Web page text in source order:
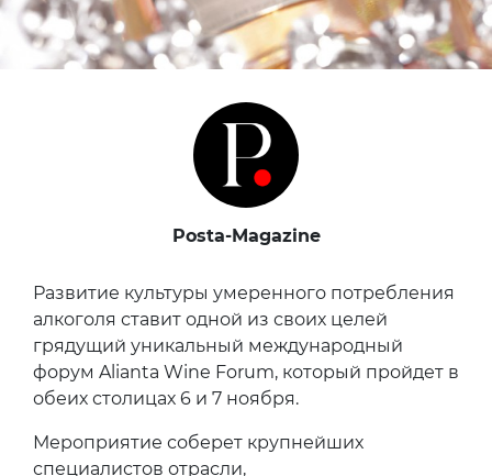
Posta-Magazine
Развитие культуры умеренного потребления
алкоголя ставит одной из своих целей
грядущий уникальный международный
форум Alianta Wine Forum, который пройдет в
обеих столицах 6 и 7 ноября.
Мероприятие соберет крупнейших
специалистов отрасли,